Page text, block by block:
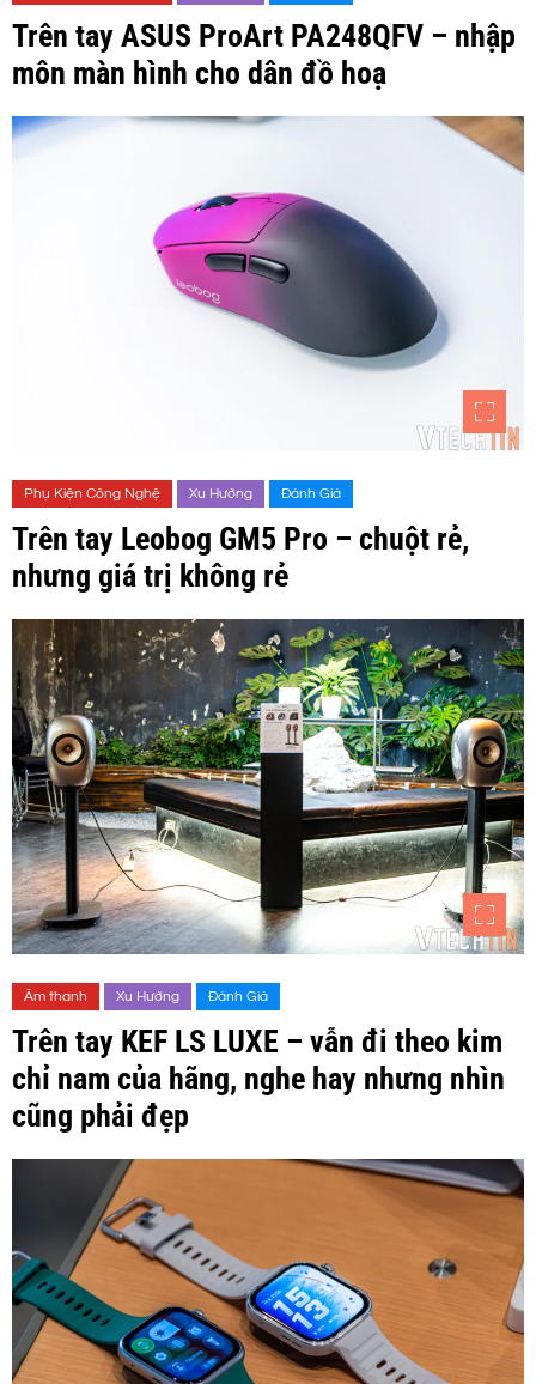
Trên tay ASUS ProArt PA248QFV – nhập
môn màn hình cho dân đồ hoạ
Phụ Kiện Công Nghệ Xu Hướng Đánh Giá
Trên tay Leobog GM5 Pro – chuột rẻ,
nhưng giá trị không rẻ
Âm thanh Xu Hướng Đánh Giá
Trên tay KEF LS LUXE – vẫn đi theo kim
chỉ nam của hãng, nghe hay nhưng nhìn
cũng phải đẹp